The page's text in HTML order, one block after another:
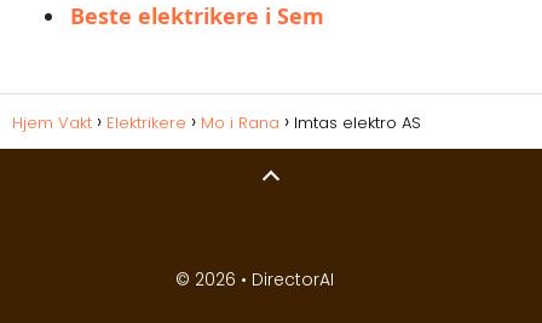
Beste elektrikere i Sem
Hjem Vakt Elektrikere Mo i Rana Imtas elektro AS
© 2026 • DirectorAI